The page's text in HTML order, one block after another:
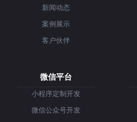
新闻动态
案例展示
客户伙伴
微信平台
小程序定制开发
微信公众号开发